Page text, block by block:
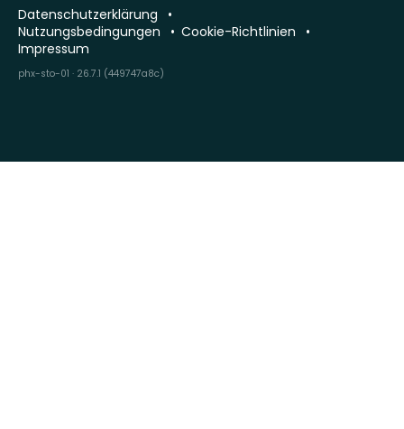
Datenschutzerklärung
Nutzungsbedingungen
Cookie-Richtlinien
Impressum
phx-sto-01 · 26.7.1 (449747a8c)